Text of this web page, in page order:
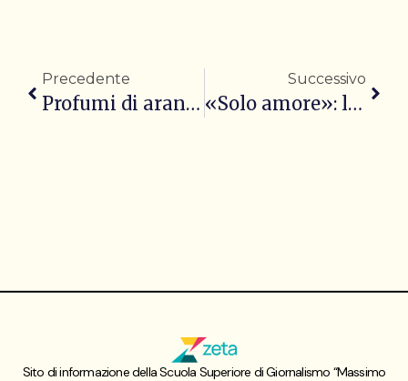
Precedente
Profumi di arancia e canti antichi: le Novene siciliane
Successivo
«Solo amore»: la cena di Natale alla mensa Caritas
Sito di informazione della Scuola Superiore di Giornalismo “Massimo